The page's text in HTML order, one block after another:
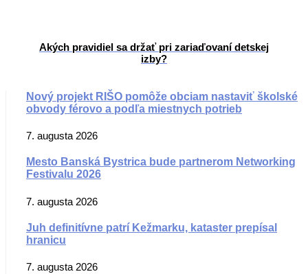
Akých pravidiel sa držať pri zariaďovaní detskej
izby?
Nový projekt RIŠO pomôže obciam nastaviť školské
obvody férovo a podľa miestnych potrieb
7. augusta 2026
Mesto Banská Bystrica bude partnerom Networking
Festivalu 2026
7. augusta 2026
Juh definitívne patrí Kežmarku, kataster prepísal
hranicu
7. augusta 2026